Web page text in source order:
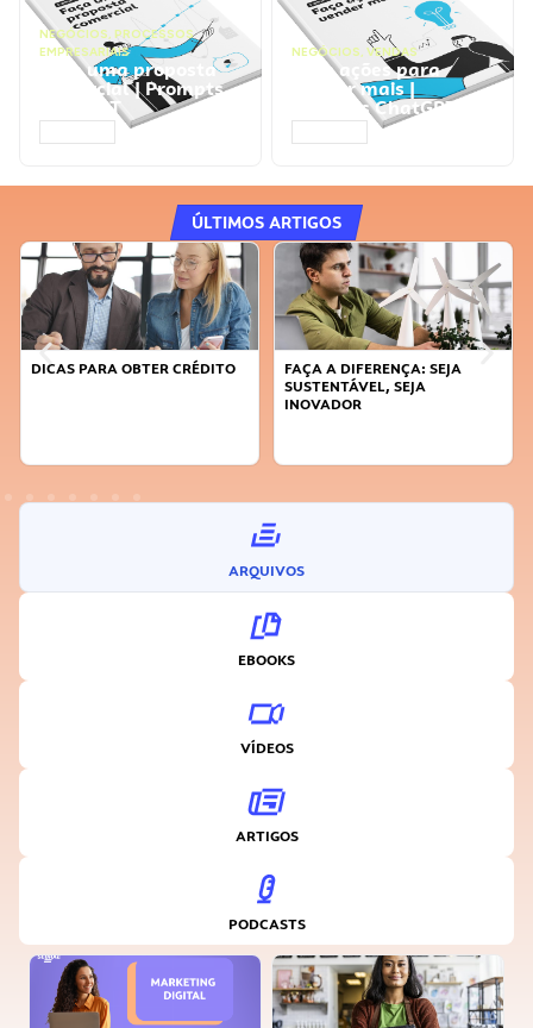
NEGÓCIOS, PROCESSOS
EMPRESARIAIS
Faça uma proposta
comercial | Prompts
ChatGPT
NEGÓCIOS, VENDAS
Faça ações para
vender mais |
Prompts ChatGPT
ÚLTIMOS ARTIGOS
DICAS PARA OBTER CRÉDITO
FAÇA A DIFERENÇA: SEJA
SUSTENTÁVEL, SEJA
INOVADOR
ARQUIVOS
EBOOKS
VÍDEOS
ARTIGOS
PODCASTS